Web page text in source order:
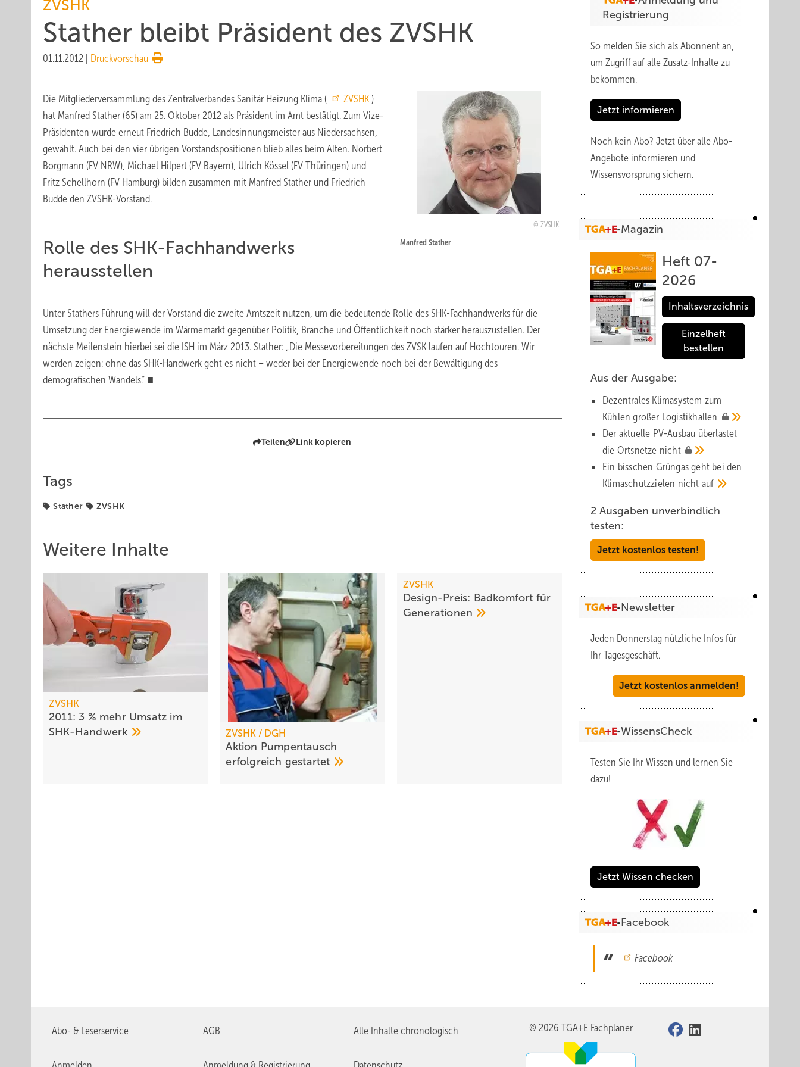
ZVSHK
Stather bleibt Präsident des ZVSHK
01.11.2012 Druckvorschau
ZVSHK
Manfred Stather
Die Mitgliederversammlung des Zentralverbandes Sanitär Heizung Klima ( ZVSHK )
hat Manfred Stather (65) am 25. Oktober 2012 als Präsident im Amt bestätigt. Zum Vize-
Präsidenten wurde erneut Friedrich Budde, Landesinnungsmeister aus Niedersachsen,
gewählt. Auch bei den vier übrigen Vorstandspositionen blieb alles beim Alten. Norbert
Borgmann (FV NRW), Michael Hilpert (FV Bayern), Ulrich Kössel (FV Thüringen) und
Fritz Schellhorn (FV Hamburg) bilden zusammen mit Manfred Stather und Friedrich
Budde den ZVSHK-Vorstand.
Rolle des SHK-Fachhandwerks
herausstellen
Unter Stathers Führung will der Vorstand die zweite Amtszeit nutzen, um die bedeutende Rolle des SHK-Fachhandwerks für die
Umsetzung der Energiewende im Wärmemarkt gegenüber Politik, Branche und Öffentlichkeit noch stärker herauszustellen. Der
nächste Meilenstein hierbei sei die ISH im März 2013. Stather: „Die Messevorbereitungen des ZVSK laufen auf Hochtouren. Wir
werden zeigen: ohne das SHK-Handwerk geht es nicht – weder bei der Energiewende noch bei der Bewältigung des
demografischen Wandels.“ ■
Teilen Link kopieren
Tags
Stather ZVSHK
Weitere Inhalte
ZVSHK
2011: 3 % mehr Umsatz im
SHK-Handwerk
ZVSHK / DGH
Aktion Pumpentausch
erfolgreich gestartet
ZVSHK
Design-Preis: Badkomfort für
Generationen
Registrierung
So melden Sie sich als Abonnent an,
um Zugriff auf alle Zusatz-Inhalte zu
bekommen.
Jetzt informieren
Noch kein Abo? Jetzt über alle Abo-
Angebote informieren und
Wissensvorsprung sichern.
Magazin
Heft 07-
2026
Inhaltsverzeichnis
Einzelheft
bestellen
Aus der Ausgabe:
Dezentrales Klimasystem zum
Kühlen großer Logistik­hallen
Der aktuelle PV-Ausbau über­lastet
die Orts­netze nicht
Ein bisschen Grüngas geht bei den
Klima­schutz­zielen nicht auf
2 Ausgaben unverbindlich
testen:
Jetzt kostenlos testen!
Newsletter
Jeden Donnerstag nützliche Infos für
Ihr Tagesgeschäft.
Jetzt kostenlos anmelden!
WissensCheck
Testen Sie Ihr Wissen und lernen Sie
dazu!
Jetzt Wissen checken
Facebook
Facebook
Abo- & Leserservice AGB Alle Inhalte chronologisch © 2026 TGA+E Fachplaner